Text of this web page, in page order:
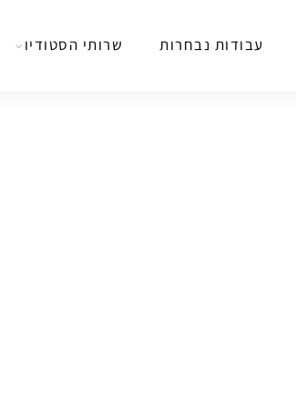
עבודות נבחרות שרותי הסטודיו